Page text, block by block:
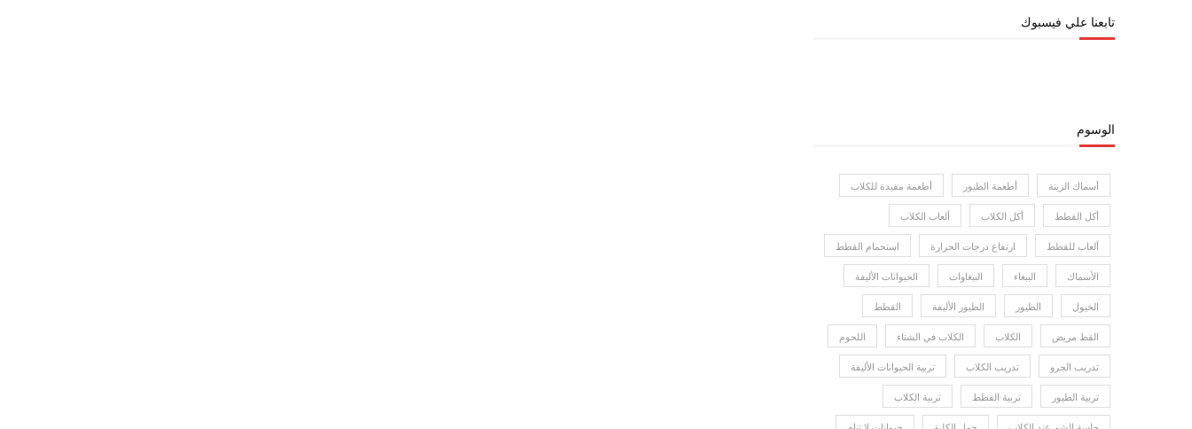
تابعنا علي فيسبوك
الوسوم
أسماك الزينة أطعمة الطيور أطعمة مفيدة للكلاب
أكل القطط أكل الكلاب ألعاب الكلاب
ألعاب للقطط ارتفاع درجات الحرارة استحمام القطط
الأسماك الببغاء الببغاوات الحيوانات الأليفة
الخيول الطيور الطيور الأليفة القطط
القط مريض الكلاب الكلاب في الشتاء اللحوم
تدريب الجرو تدريب الكلاب تربية الحيوانات الأليفة
تربية الطيور تربية القطط تربية الكلاب